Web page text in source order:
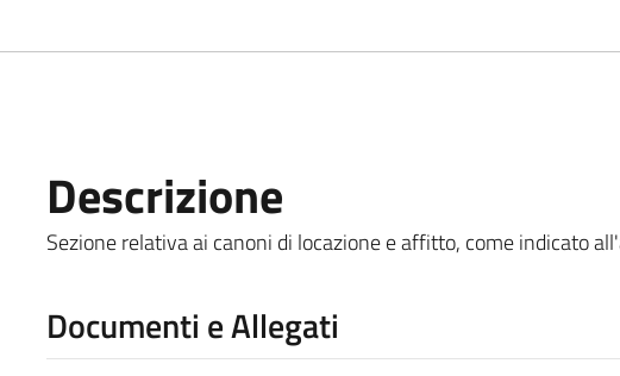
Descrizione
Sezione relativa ai canoni di locazione e affitto, come indicato
Documenti e Allegati